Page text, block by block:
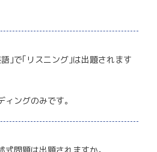
｣で｢リスニング｣は出題されます
ングのみです。
問題は出題されますか。